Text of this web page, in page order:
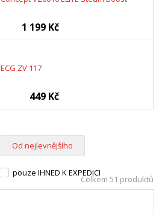
1 199 Kč
ECG ZV 117
449 Kč
Od nejlevnějšího
pouze IHNED K EXPEDICI
Celkem 51 produktů